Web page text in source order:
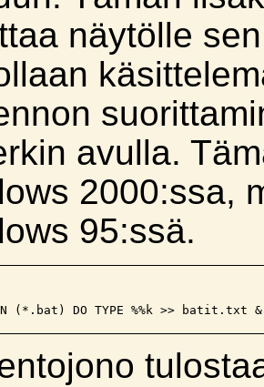
näytölle
avulla.
2000:ssa,
95:ssä.